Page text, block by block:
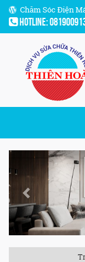
Chăm Sóc Điện
Hotline:
Previous